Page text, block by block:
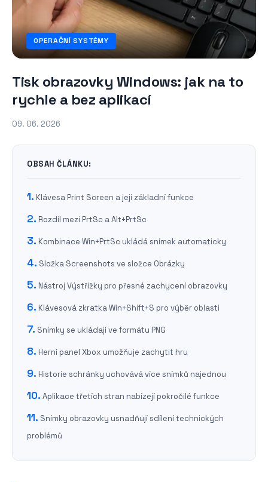
OPERAČNÍ SYSTÉMY
Tisk obrazovky Windows: jak na to
rychle a bez aplikací
09. 06. 2026
OBSAH ČLÁNKU:
Klávesa Print Screen a její základní funkce
Rozdíl mezi PrtSc a Alt+PrtSc
Kombinace Win+PrtSc ukládá snímek automaticky
Složka Screenshots ve složce Obrázky
Nástroj Výstřižky pro přesné zachycení obrazovky
Klávesová zkratka Win+Shift+S pro výběr oblasti
Snímky se ukládají ve formátu PNG
Herní panel Xbox umožňuje zachytit hru
Historie schránky uchovává více snímků najednou
Aplikace třetích stran nabízejí pokročilé funkce
Snímky obrazovky usnadňují sdílení technických
problémů